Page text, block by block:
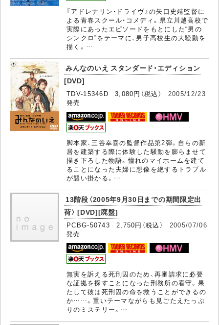
『アドレナリン・ドライヴ』の矢口史靖監督に
よる青春スクール・コメディ。県立川越高校で
実際にあったエピソードをもとにした“男の
シンクロ”をテーマに、男子高校生の大騒動を
描く。…
みんなのいえ スタンダード・エディション
[DVD]
TDV-15346D 3,080円（税込） 2005/12/23
発売
脚本家、三谷幸喜の監督作品第2弾。自らの新
居を建築する際に体験した騒動を膨らませて
描き下ろした物語。憧れのマイホームを建て
ることになった夫婦に想像を絶するトラブル
が襲い掛かる。…
13階段〈2005年9月30日までの期間限定出
荷〉 [DVD][廃盤]
PCBG-50743 2,750円（税込） 2005/07/06
発売
無実を訴える死刑囚のため、再審請求に必要
な証拠を探すことになった刑務所の看守。果
たして彼は死刑囚の命を救うことができるの
か……。重いテーマながらも見ごたえたっぷ
りのミステリー。…